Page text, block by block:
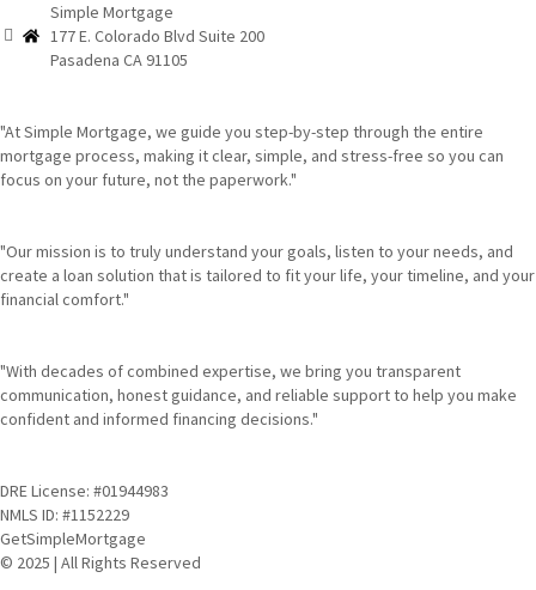
Simple Mortgage
177 E. Colorado Blvd Suite 200
Pasadena CA 91105
"At Simple Mortgage, we guide you step-by-step through the entire
mortgage process, making it clear, simple, and stress-free so you can
focus on your future, not the paperwork."
"Our mission is to truly understand your goals, listen to your needs, and
create a loan solution that is tailored to fit your life, your timeline, and your
financial comfort."
"With decades of combined expertise, we bring you transparent
communication, honest guidance, and reliable support to help you make
confident and informed financing decisions."
DRE License: #01944983
NMLS ID: #1152229
GetSimpleMortgage
© 2025 | All Rights Reserved